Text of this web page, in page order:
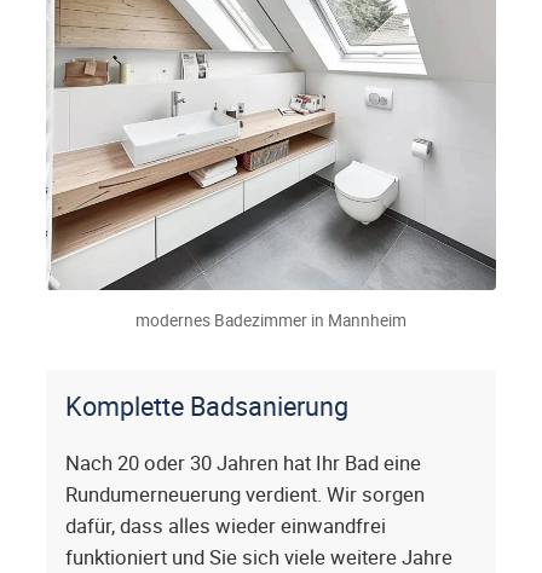
modernes Badezimmer in Mannheim
Komplette Badsanierung
Nach 20 oder 30 Jahren hat Ihr Bad eine
Rundumerneuerung verdient. Wir sorgen
dafür, dass alles wieder einwandfrei
funktioniert und Sie sich viele weitere Jahre